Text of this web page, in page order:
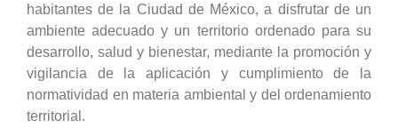
habitantes de la Ciudad de México, a disfrutar de un
ambiente adecuado y un territorio ordenado para su
desarrollo, salud y bienestar, mediante la promoción y
vigilancia de la aplicación y cumplimiento de la
normatividad en materia ambiental y del ordenamiento
territorial.